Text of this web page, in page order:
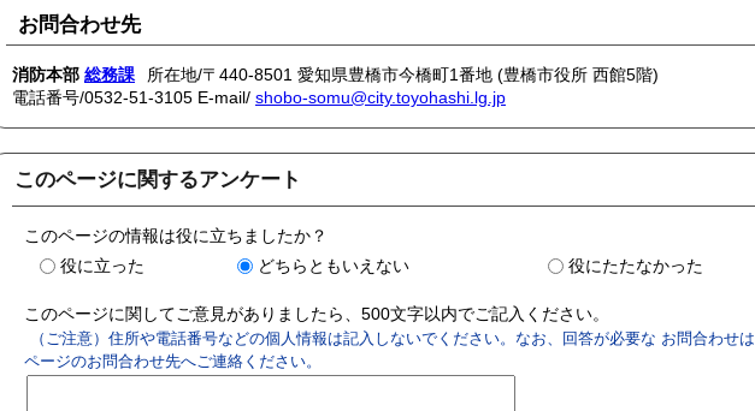
お問合わせ先
消防本部 総務課
所在地/〒440-8501 愛知県豊橋市今橋町1番地 (豊橋市役所 西館5階)
電話番号/0532-51-3105 E-mail/ shobo-somu@city.toyohashi.lg.jp
このページに関するアンケート
このページの情報は役に立ちましたか？
役に立った
どちらともいえない 役にたたなかった
このページに関してご意見がありましたら、500文字以内でご記入ください。
（ご注意）住所や電話番号などの個人情報は記入しないでください。なお、回答が必要な お問合わせ
ページのお問合わせ先へご連絡ください。